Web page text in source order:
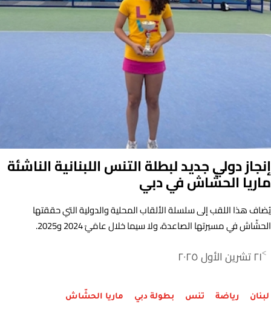
إنجاز دولي جديد لبطلة التنس اللبنانية الناشئة
ماريا الحشّاش في دبي
يُضاف هذا اللقب إلى سلسلة الألقاب المحلية والدولية التي حققتها
الحشّاش في مسيرتها الصاعدة، ولا سيما خلال عامَيْ 2024 و2025.
>٢١ تشرين الأول ٢٠٢٥
لبنان رياضة تنس بطولة دبي ماريا الحشّاش